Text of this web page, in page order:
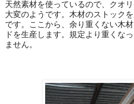
天然素材を使っているので、クオ
大変のようです。木材のストック
です。ここから、余り重くない木
ドを生産します。規定より重くな
ません。